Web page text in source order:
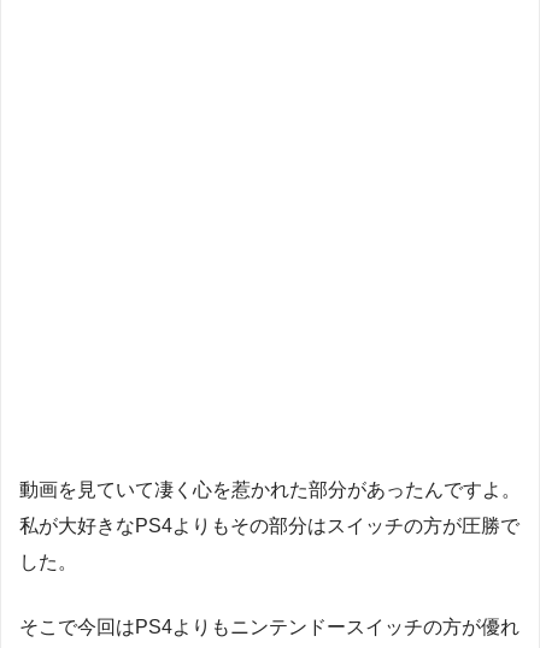
動画を見ていて凄く心を惹かれた部分があったんですよ。
私が大好きなPS4よりもその部分はスイッチの方が圧勝で
した。
そこで今回はPS4よりもニンテンドースイッチの方が優れ